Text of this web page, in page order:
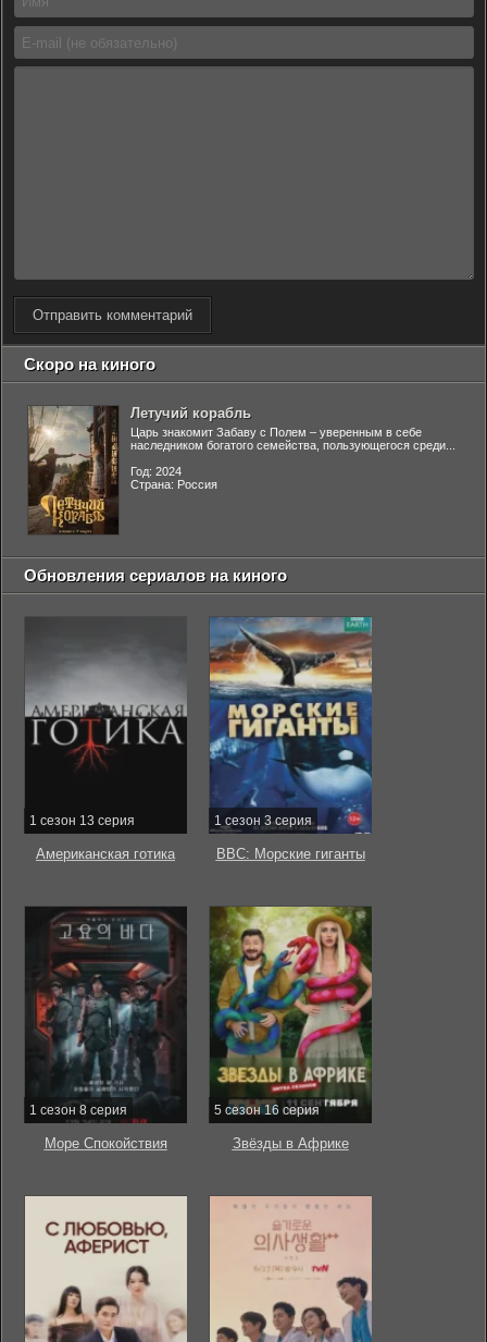
Отправить комментарий
Скоро на киного
Летучий корабль
Царь знакомит Забаву с Полем – уверенным в себе
наследником богатого семейства, пользующегося среди...
Год: 2024
Страна: Россия
Обновления сериалов на киного
1 сезон 13 серия
Американская готика
1 сезон 3 серия
BBC: Морские гиганты
1 сезон 8 серия
Море Спокойствия
5 сезон 16 серия
Звёзды в Африке